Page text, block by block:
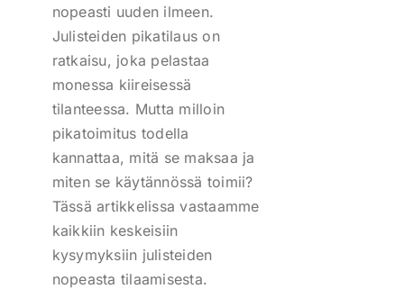
nopeasti uuden ilmeen.
Julisteiden pikatilaus on
ratkaisu, joka pelastaa
monessa kiireisessä
tilanteessa. Mutta milloin
pikatoimitus todella
kannattaa, mitä se maksaa ja
miten se käytännössä toimii?
Tässä artikkelissa vastaamme
kaikkiin keskeisiin
kysymyksiin julisteiden
nopeasta tilaamisesta.